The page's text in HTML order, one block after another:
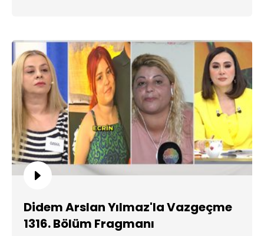
Didem Arslan Yılmaz'la Vazgeçme
1316. Bölüm Fragmanı